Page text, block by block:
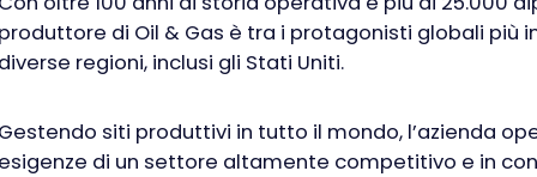
di Oil & Gas è tra i protagonisti globali più
regioni, inclusi gli Stati Uniti.
siti produttivi in tutto il mondo, l’azienda
di un settore altamente competitivo e in